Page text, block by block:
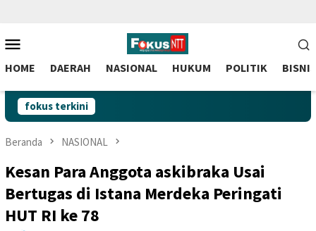
to
contentMobile
HOME DAERAH NASIONAL HUKUM POLITIK BISNIS
fokus terkini
Beranda NASIONAL
Kesan Para Anggota askibraka Usai
Bertugas di Istana Merdeka Peringati
HUT RI ke 78